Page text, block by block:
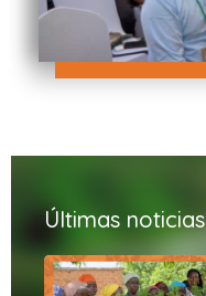
Últimas noticias